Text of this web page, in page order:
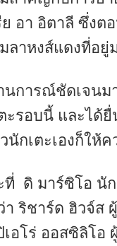
ย อา อิตาลี ซึ่งต
ลาหงส์แดงที่อยู่
นการณ์ชัดเจนม
ะรอบนี้ และได้
นักเตะเองก็ให้
ดิ มาร์ซิโอ นัก
า ริชาร์ด ฮิวจ์ส
เอโร่ ออสซิลิโอ